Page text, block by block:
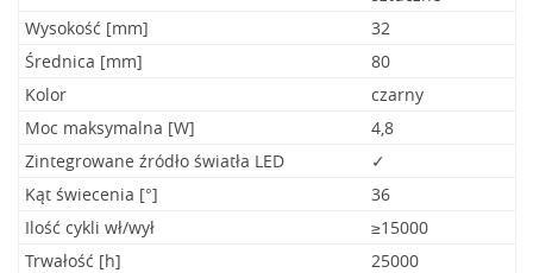
Wysokość [mm]
32
Średnica [mm]
80
Kolor
czarny
Moc maksymalna [W]
4,8
Zintegrowane źródło światła LED
✓
Kąt świecenia [°]
36
Ilość cykli wł/wył
≥15000
Trwałość [h]
25000